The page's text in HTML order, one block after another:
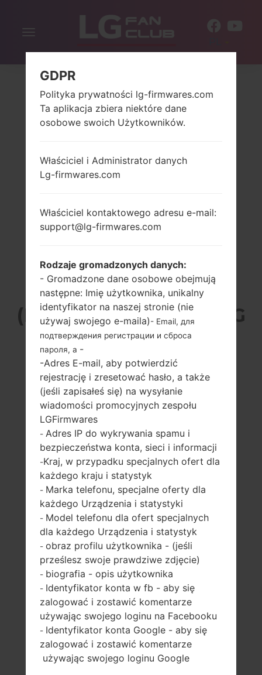
Włącz
LG D801WH
(LGD801WH) Z SERII LG
G2
5.2 in (~75.9%
stosunek ekranu
do ciała)
1080 x 1920 pikseli
(~424 gęstość
pikseli na cal)
143 gramów (5.04
uncji)
niewymienny Li-
Po 3000 mAh
Qualcomm
MSM8974
Snapdragon 800
GDPR
Polityka prywatności lg-firmwares.com
Ta aplikacja zbiera niektóre dane
osobowe swoich Użytkowników.
Właściciel i Administrator danych
Lg-firmwares.com
Właściciel kontaktowego adresu e-mail:
support@lg-firmwares.com
Rodzaje gromadzonych danych:
- Gromadzone dane osobowe obejmują
następne: Imię użytkownika, unikalny
identyfikator na naszej stronie (nie
używaj swojego e-maila)- Email, для
подтверждения регистрации и сброса
пароля, а -
-Adres E-mail, aby potwierdzić
rejestrację i zresetować hasło, a także
(jeśli zapisałeś się) na wysyłanie
wiadomości promocyjnych zespołu
LGFirmwares
- Adres IP do wykrywania spamu i
bezpieczeństwa konta, sieci i informacji
-Kraj, w przypadku specjalnych ofert dla
każdego kraju i statystyk
- Marka telefonu, specjalne oferty dla
każdego Urządzenia i statystyki
- Model telefonu dla ofert specjalnych
dla każdego Urządzenia i statystyk
- obraz profilu użytkownika - (jeśli
prześlesz swoje prawdziwe zdjęcie)
- biografia - opis użytkownika
- Identyfikator konta w fb - aby się
zalogować i zostawić komentarze
używając swojego loginu na Facebooku
- Identyfikator konta Google - aby się
zalogować i zostawić komentarze
używając swojego loginu Google